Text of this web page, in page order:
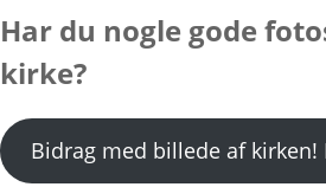
Har du nogle gode
kirke?
Bidrag med billede af kirken!